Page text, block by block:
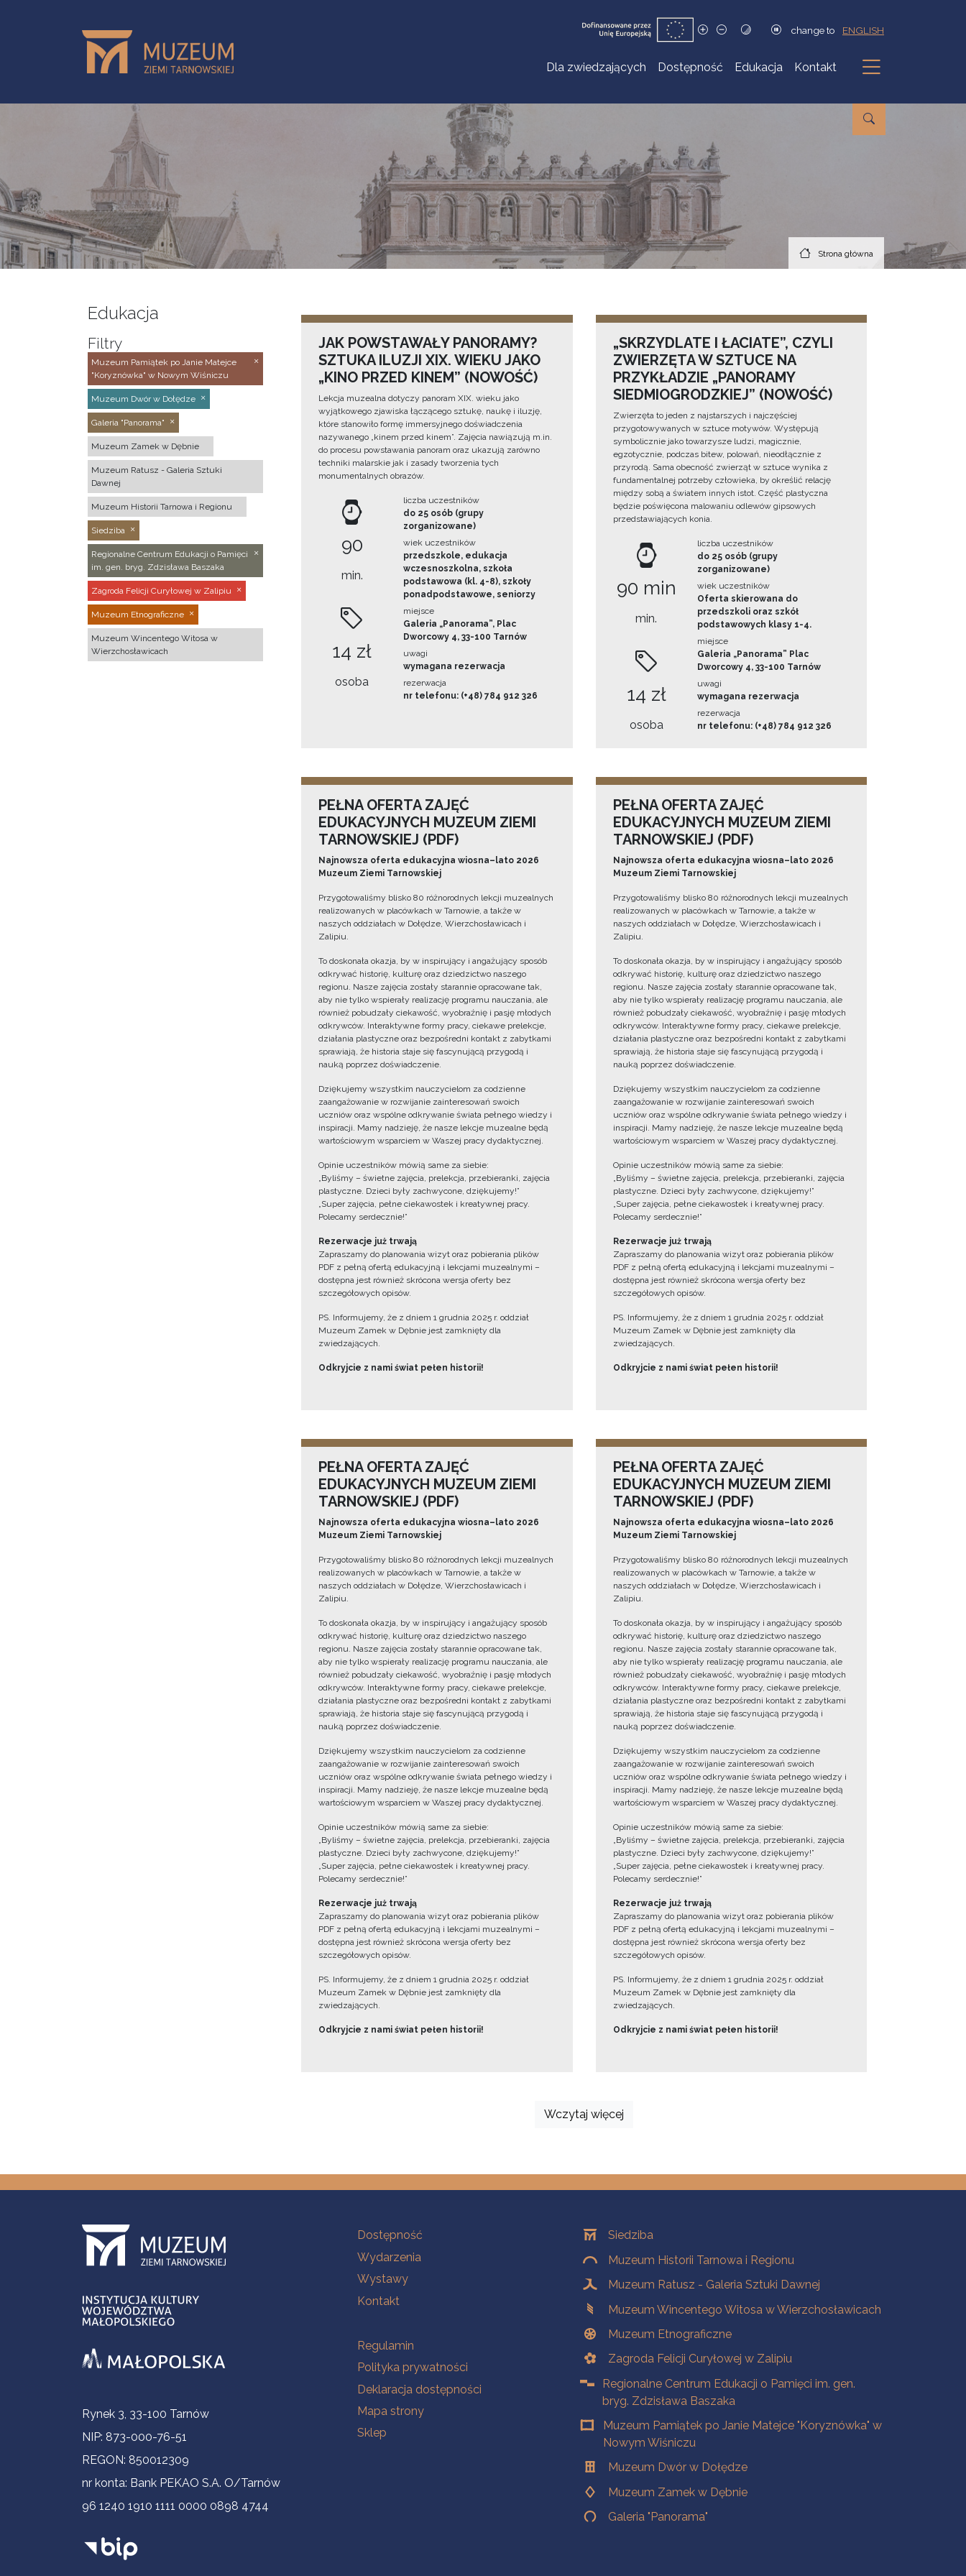
change to ENGLISH
Dla zwiedzających Dostępność Edukacja Kontakt
Podmenu
Strona główna
Edukacja
Filtry
Muzeum Pamiątek po Janie Matejce
"Koryznówka" w Nowym Wiśniczu
Muzeum Dwór w Dołędze
Galeria "Panorama"
Muzeum Zamek w Dębnie
Muzeum Ratusz - Galeria Sztuki
Dawnej
Muzeum Historii Tarnowa i Regionu
Siedziba
Regionalne Centrum Edukacji o Pamięci
im. gen. bryg. Zdzisława Baszaka
Zagroda Felicji Curyłowej w Zalipiu
Muzeum Etnograficzne
Muzeum Wincentego Witosa w
Wierzchosławicach
JAK POWSTAWAŁY PANORAMY?
SZTUKA ILUZJI XIX. WIEKU JAKO
„KINO PRZED KINEM” (NOWOŚĆ)
Lekcja muzealna dotyczy panoram XIX. wieku jako
wyjątkowego zjawiska łączącego sztukę, naukę i iluzję,
które stanowiło formę immersyjnego doświadczenia
nazywanego „kinem przed kinem”. Zajęcia nawiązują m.in.
do procesu powstawania panoram oraz ukazują zarówno
techniki malarskie jak i zasady tworzenia tych
monumentalnych obrazów.
90
min.
14 zł
osoba
liczba uczestników
do 25 osób (grupy
zorganizowane)
wiek uczestników
przedszkole, edukacja
wczesnoszkolna, szkoła
podstawowa (kl. 4-8), szkoły
ponadpodstawowe, seniorzy
miejsce
Galeria „Panorama”, Plac
Dworcowy 4, 33-100 Tarnów
uwagi
wymagana rezerwacja
rezerwacja
nr telefonu: (+48) 784 912 326
„SKRZYDLATE I ŁACIATE”, CZYLI
ZWIERZĘTA W SZTUCE NA
PRZYKŁADZIE „PANORAMY
SIEDMIOGRODZKIEJ” (NOWOŚĆ)
Zwierzęta to jeden z najstarszych i najczęściej
przygotowywanych w sztuce motywów. Występują
symbolicznie jako towarzysze ludzi, magicznie,
egzotycznie, podczas bitew, polowań, nieodłącznie z
przyrodą. Sama obecność zwierząt w sztuce wynika z
fundamentalnej potrzeby człowieka, by określić relację
między sobą a światem innych istot. Część plastyczna
będzie poświęcona malowaniu odlewów gipsowych
przedstawiających konia.
90 min
min.
14 zł
osoba
liczba uczestników
do 25 osób (grupy
zorganizowane)
wiek uczestników
Oferta skierowana do
przedszkoli oraz szkół
podstawowych klasy 1-4.
miejsce
Galeria „Panorama” Plac
Dworcowy 4, 33-100 Tarnów
uwagi
wymagana rezerwacja
rezerwacja
nr telefonu: (+48) 784 912 326
PEŁNA OFERTA ZAJĘĆ
EDUKACYJNYCH MUZEUM ZIEMI
TARNOWSKIEJ (PDF)
Najnowsza oferta edukacyjna wiosna–lato 2026
Muzeum Ziemi Tarnowskiej
Przygotowaliśmy blisko 80 różnorodnych lekcji muzealnych
realizowanych w placówkach w Tarnowie, a także w
naszych oddziałach w Dołędze, Wierzchosławicach i
Zalipiu.
To doskonała okazja, by w inspirujący i angażujący sposób
odkrywać historię, kulturę oraz dziedzictwo naszego
regionu. Nasze zajęcia zostały starannie opracowane tak,
aby nie tylko wspierały realizację programu nauczania, ale
również pobudzały ciekawość, wyobraźnię i pasję młodych
odkrywców. Interaktywne formy pracy, ciekawe prelekcje,
działania plastyczne oraz bezpośredni kontakt z zabytkami
sprawiają, że historia staje się fascynującą przygodą i
nauką poprzez doświadczenie.
Dziękujemy wszystkim nauczycielom za codzienne
zaangażowanie w rozwijanie zainteresowań swoich
uczniów oraz wspólne odkrywanie świata pełnego wiedzy i
inspiracji. Mamy nadzieję, że nasze lekcje muzealne będą
wartościowym wsparciem w Waszej pracy dydaktycznej.
Opinie uczestników mówią same za siebie:
„Byliśmy – świetne zajęcia, prelekcja, przebieranki, zajęcia
plastyczne. Dzieci były zachwycone, dziękujemy!”
„Super zajęcia, pełne ciekawostek i kreatywnej pracy.
Polecamy serdecznie!”
Rezerwacje już trwają
Zapraszamy do planowania wizyt oraz pobierania plików
PDF z pełną ofertą edukacyjną i lekcjami muzealnymi –
dostępna jest również skrócona wersja oferty bez
szczegółowych opisów.
PS. Informujemy, że z dniem 1 grudnia 2025 r. oddział
Muzeum Zamek w Dębnie jest zamknięty dla
zwiedzających.
Odkryjcie z nami świat pełen historii!
PEŁNA OFERTA ZAJĘĆ
EDUKACYJNYCH MUZEUM ZIEMI
TARNOWSKIEJ (PDF)
Najnowsza oferta edukacyjna wiosna–lato 2026
Muzeum Ziemi Tarnowskiej
Przygotowaliśmy blisko 80 różnorodnych lekcji muzealnych
realizowanych w placówkach w Tarnowie, a także w
naszych oddziałach w Dołędze, Wierzchosławicach i
Zalipiu.
To doskonała okazja, by w inspirujący i angażujący sposób
odkrywać historię, kulturę oraz dziedzictwo naszego
regionu. Nasze zajęcia zostały starannie opracowane tak,
aby nie tylko wspierały realizację programu nauczania, ale
również pobudzały ciekawość, wyobraźnię i pasję młodych
odkrywców. Interaktywne formy pracy, ciekawe prelekcje,
działania plastyczne oraz bezpośredni kontakt z zabytkami
sprawiają, że historia staje się fascynującą przygodą i
nauką poprzez doświadczenie.
Dziękujemy wszystkim nauczycielom za codzienne
zaangażowanie w rozwijanie zainteresowań swoich
uczniów oraz wspólne odkrywanie świata pełnego wiedzy i
inspiracji. Mamy nadzieję, że nasze lekcje muzealne będą
wartościowym wsparciem w Waszej pracy dydaktycznej.
Opinie uczestników mówią same za siebie:
„Byliśmy – świetne zajęcia, prelekcja, przebieranki, zajęcia
plastyczne. Dzieci były zachwycone, dziękujemy!”
„Super zajęcia, pełne ciekawostek i kreatywnej pracy.
Polecamy serdecznie!”
Rezerwacje już trwają
Zapraszamy do planowania wizyt oraz pobierania plików
PDF z pełną ofertą edukacyjną i lekcjami muzealnymi –
dostępna jest również skrócona wersja oferty bez
szczegółowych opisów.
PS. Informujemy, że z dniem 1 grudnia 2025 r. oddział
Muzeum Zamek w Dębnie jest zamknięty dla
zwiedzających.
Odkryjcie z nami świat pełen historii!
PEŁNA OFERTA ZAJĘĆ
EDUKACYJNYCH MUZEUM ZIEMI
TARNOWSKIEJ (PDF)
Najnowsza oferta edukacyjna wiosna–lato 2026
Muzeum Ziemi Tarnowskiej
Przygotowaliśmy blisko 80 różnorodnych lekcji muzealnych
realizowanych w placówkach w Tarnowie, a także w
naszych oddziałach w Dołędze, Wierzchosławicach i
Zalipiu.
To doskonała okazja, by w inspirujący i angażujący sposób
odkrywać historię, kulturę oraz dziedzictwo naszego
regionu. Nasze zajęcia zostały starannie opracowane tak,
aby nie tylko wspierały realizację programu nauczania, ale
również pobudzały ciekawość, wyobraźnię i pasję młodych
odkrywców. Interaktywne formy pracy, ciekawe prelekcje,
działania plastyczne oraz bezpośredni kontakt z zabytkami
sprawiają, że historia staje się fascynującą przygodą i
nauką poprzez doświadczenie.
Dziękujemy wszystkim nauczycielom za codzienne
zaangażowanie w rozwijanie zainteresowań swoich
uczniów oraz wspólne odkrywanie świata pełnego wiedzy i
inspiracji. Mamy nadzieję, że nasze lekcje muzealne będą
wartościowym wsparciem w Waszej pracy dydaktycznej.
Opinie uczestników mówią same za siebie:
„Byliśmy – świetne zajęcia, prelekcja, przebieranki, zajęcia
plastyczne. Dzieci były zachwycone, dziękujemy!”
„Super zajęcia, pełne ciekawostek i kreatywnej pracy.
Polecamy serdecznie!”
Rezerwacje już trwają
Zapraszamy do planowania wizyt oraz pobierania plików
PDF z pełną ofertą edukacyjną i lekcjami muzealnymi –
dostępna jest również skrócona wersja oferty bez
szczegółowych opisów.
PS. Informujemy, że z dniem 1 grudnia 2025 r. oddział
Muzeum Zamek w Dębnie jest zamknięty dla
zwiedzających.
Odkryjcie z nami świat pełen historii!
PEŁNA OFERTA ZAJĘĆ
EDUKACYJNYCH MUZEUM ZIEMI
TARNOWSKIEJ (PDF)
Najnowsza oferta edukacyjna wiosna–lato 2026
Muzeum Ziemi Tarnowskiej
Przygotowaliśmy blisko 80 różnorodnych lekcji muzealnych
realizowanych w placówkach w Tarnowie, a także w
naszych oddziałach w Dołędze, Wierzchosławicach i
Zalipiu.
To doskonała okazja, by w inspirujący i angażujący sposób
odkrywać historię, kulturę oraz dziedzictwo naszego
regionu. Nasze zajęcia zostały starannie opracowane tak,
aby nie tylko wspierały realizację programu nauczania, ale
również pobudzały ciekawość, wyobraźnię i pasję młodych
odkrywców. Interaktywne formy pracy, ciekawe prelekcje,
działania plastyczne oraz bezpośredni kontakt z zabytkami
sprawiają, że historia staje się fascynującą przygodą i
nauką poprzez doświadczenie.
Dziękujemy wszystkim nauczycielom za codzienne
zaangażowanie w rozwijanie zainteresowań swoich
uczniów oraz wspólne odkrywanie świata pełnego wiedzy i
inspiracji. Mamy nadzieję, że nasze lekcje muzealne będą
wartościowym wsparciem w Waszej pracy dydaktycznej.
Opinie uczestników mówią same za siebie:
„Byliśmy – świetne zajęcia, prelekcja, przebieranki, zajęcia
plastyczne. Dzieci były zachwycone, dziękujemy!”
„Super zajęcia, pełne ciekawostek i kreatywnej pracy.
Polecamy serdecznie!”
Rezerwacje już trwają
Zapraszamy do planowania wizyt oraz pobierania plików
PDF z pełną ofertą edukacyjną i lekcjami muzealnymi –
dostępna jest również skrócona wersja oferty bez
szczegółowych opisów.
PS. Informujemy, że z dniem 1 grudnia 2025 r. oddział
Muzeum Zamek w Dębnie jest zamknięty dla
zwiedzających.
Odkryjcie z nami świat pełen historii!
Wczytaj więcej
Informacje kontaktowe
Rynek 3, 33-100 Tarnów
NIP: 873-000-76-51
REGON: 850012309
nr konta: Bank PEKAO S.A. O/Tarnów
96 1240 1910 1111 0000 0898 4744
Na skróty
Dostępność
Wydarzenia
Wystawy
Kontakt
Na skróty
Regulamin
Polityka prywatności
Deklaracja dostępności
Mapa strony
Sklep
OddziałySiedziba
Muzeum Historii Tarnowa i Regionu
Muzeum Ratusz - Galeria Sztuki Dawnej
Muzeum Wincentego Witosa w Wierzchosławicach
Muzeum Etnograficzne
Zagroda Felicji Curyłowej w Zalipiu
Regionalne Centrum Edukacji o Pamięci im. gen.
bryg. Zdzisława Baszaka
Muzeum Pamiątek po Janie Matejce "Koryznówka" w
Nowym Wiśniczu
Muzeum Dwór w Dołędze
Muzeum Zamek w Dębnie
Galeria "Panorama"